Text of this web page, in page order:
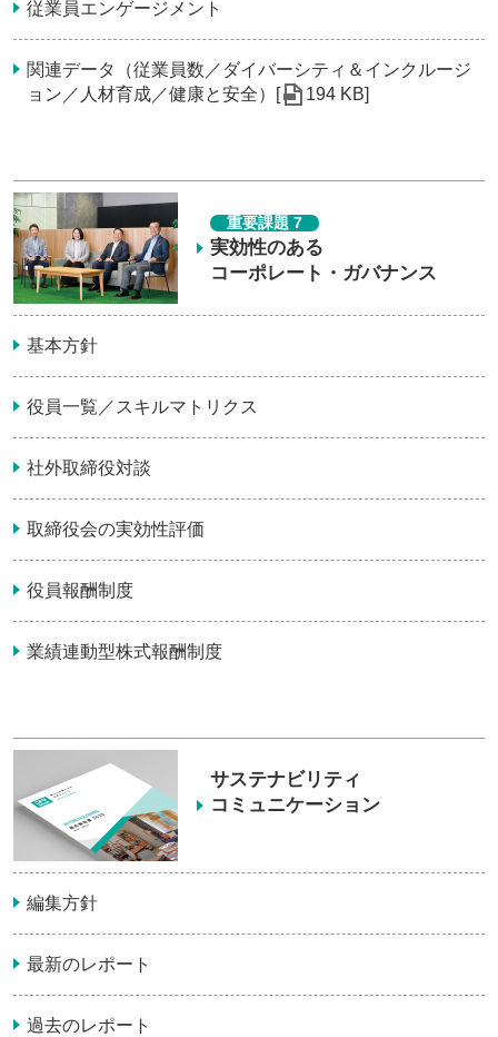
従業員エンゲージメント
関連データ（従業員数／ダイバーシティ＆インクルージ
ョン／人材育成／健康と安全）[
194 KB]
重要課題 7
実効性のある
コーポレート・ガバナンス
基本方針
役員一覧／スキルマトリクス
社外取締役対談
取締役会の実効性評価
役員報酬制度
業績連動型株式報酬制度
サステナビリティ
コミュニケーション
編集方針
最新のレポート
過去のレポート